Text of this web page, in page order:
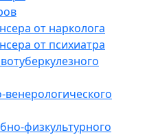
от нарколога
от психиатра
физкультурного